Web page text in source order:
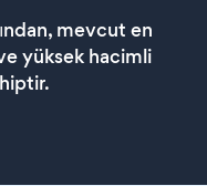
mevcut en
yüksek hacimli